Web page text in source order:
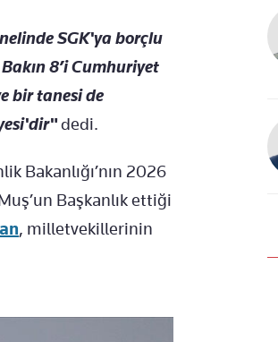
SGK'ya borçlu
8’i Cumhuriyet
bir tanesi de
dedi.
Bakanlığı’nın 2026
Başkanlık ettiği
, milletvekillerinin